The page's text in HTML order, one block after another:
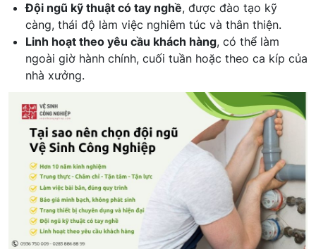
Đội ngũ kỹ thuật có tay nghề, được đào tạo kỹ
càng, thái độ làm việc nghiêm túc và thân thiện.
Linh hoạt theo yêu cầu khách hàng, có thể làm
ngoài giờ hành chính, cuối tuần hoặc theo ca kíp của
nhà xưởng.